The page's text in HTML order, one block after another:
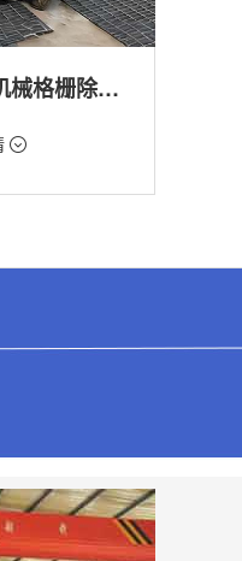
衡水gsly回转式机械格栅除污机